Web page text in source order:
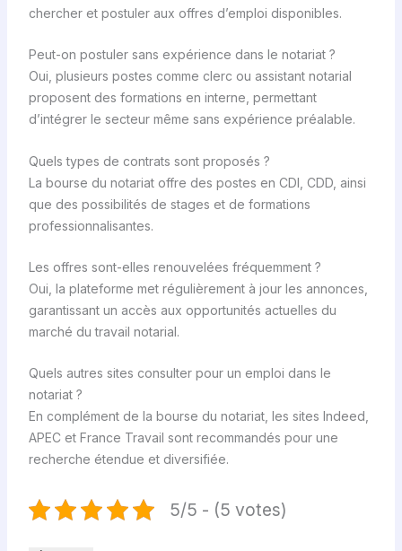
chercher et postuler aux offres d’emploi disponibles.
Peut-on postuler sans expérience dans le notariat ?
Oui, plusieurs postes comme clerc ou assistant notarial
proposent des formations en interne, permettant
d’intégrer le secteur même sans expérience préalable.
Quels types de contrats sont proposés ?
La bourse du notariat offre des postes en CDI, CDD, ainsi
que des possibilités de stages et de formations
professionnalisantes.
Les offres sont-elles renouvelées fréquemment ?
Oui, la plateforme met régulièrement à jour les annonces,
garantissant un accès aux opportunités actuelles du
marché du travail notarial.
Quels autres sites consulter pour un emploi dans le
notariat ?
En complément de la bourse du notariat, les sites Indeed,
APEC et France Travail sont recommandés pour une
recherche étendue et diversifiée.
5/5 - (5 votes)